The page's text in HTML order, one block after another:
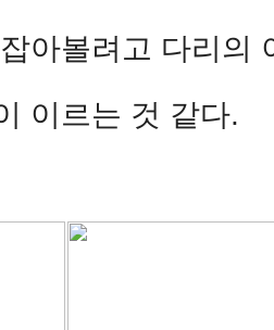
아볼려고 다리의
이르는 것 같다.